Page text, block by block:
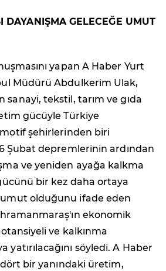
DAYANIŞMA GELECEĞE UMUT
yapan A Haber Yurt
Müdürü Abdulkerim Ulak,
sanayi, tekstil, tarım ve gıda
gücüyle Türkiye
şehirlerinden biri
Şubat depremlerinin ardından
ve yeniden ayağa kalkma
bir kez daha ortaya
olduğunu ifade eden
ekonomik
ve kalkınma
yatırılacağını söyledi. A Haber
bir yanındaki üretim,